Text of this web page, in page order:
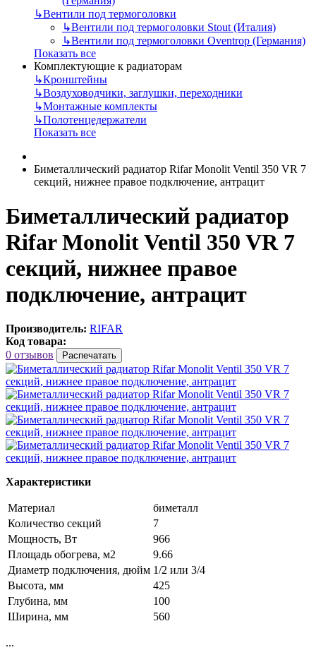
↳Вентили под термоголовки
↳Вентили под термоголовки Stout (Италия)
↳Вентили под термоголовки Oventrop (Германия)
Показать все
Комплектующие к радиаторам
↳Кронштейны
↳Воздуховодчики, заглушки, переходники
↳Монтажные комплекты
↳Полотенцедержатели
Показать все
Биметаллический радиатор Rifar Monolit Ventil 350 VR 7
секций, нижнее правое подключение, антрацит
Биметаллический радиатор
Rifar Monolit Ventil 350 VR 7
секций, нижнее правое
подключение, антрацит
Производитель: RIFAR
Код товара:
0 отзывов
Распечатать
Характеристики
Материал
биметалл
Количество секций
7
Мощность, Вт
966
Площадь обогрева, м2
9.66
Диаметр подключения, дюйм 1/2 или 3/4
Высота, мм
425
Глубина, мм
100
Ширина, мм
560
...